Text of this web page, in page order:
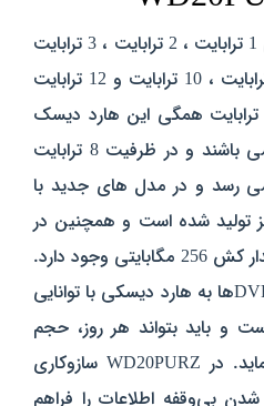
این محصول در ظرفیت های 1 ترابایت ، 2 ترابایت ، 3 ترابایت
، 4 ترابایت ، 6 ترابایت ، 8 ترابایت ، 10 ترابایت و 12 ترابایت
تولید می شود. تا ظرفیت 6 ترابایت همگی این هارد دیسک
ها دارای 64 مگابایت کش می باشند و در ظرفیت 8 ترابایت
مگابایت می رسد و در مدل های جدید با
نیز تولید شده است و همچنین در
ظرفیت 10 و 12 ترابایت، مقدار کش 256 مگابایتی وجود دارد.
در سیستم‌های حفاظتی و DVRها به هارد دیسکی با توانایی
و باید بتواند هر روز، حجم
زیادی از داده‌ها را ذخیره نماید. در WD20PURZ سازوکاری
بی‌وقفه‌ اطلاعات را فراهم